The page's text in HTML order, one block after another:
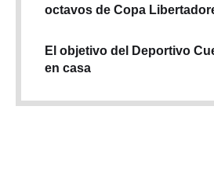
octavos de Copa
El objetivo del Deportivo
en casa